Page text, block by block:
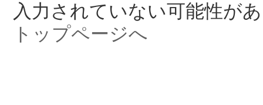
入力されていない可能性が
トップページへ